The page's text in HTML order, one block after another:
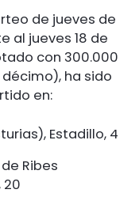
de jueves de
al jueves 18 de
con 300.000
ha sido
en:
Estadillo, 4
Ribes
20